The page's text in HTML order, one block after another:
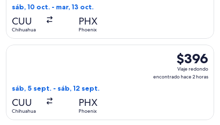
sáb, 10 oct. - mar, 13 oct.
CUU
Chihuahua
PHX
Phoenix
$396
Viaje
redondo,
$396
Viaje redondo
encontrado hace 2 horas
sáb, 5 sept. - sáb, 12 sept.
CUU
Chihuahua
PHX
Phoenix
Seleccionar vuelo de Volaris, con salida el sáb, 5 sept.